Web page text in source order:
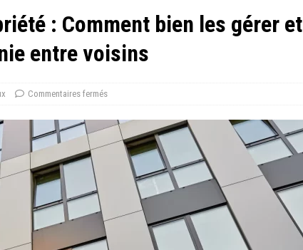
: Comment bien les gérer et
entre voisins
Commentaires fermés